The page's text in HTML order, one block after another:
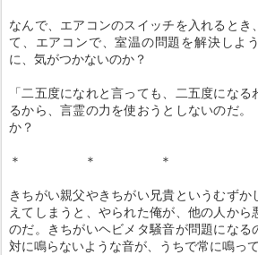
なんで、エアコンのスイッチを入れるとき
て、エアコンで、室温の問題を解決しよ
に、気がつかないのか？
「二五度になれと言っても、二五度にな
るから、言霊の力を使おうとしないのだ
か？
＊ ＊ ＊
きちがい親父やきちがい兄貴というむず
えてしまうと、やられた俺が、他の人から
のだ。きちがいヘビメタ騒音が問題になる
対に鳴らないような音が、うちで常に鳴っ